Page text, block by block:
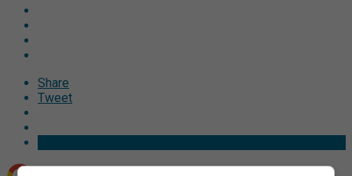
Share
Tweet